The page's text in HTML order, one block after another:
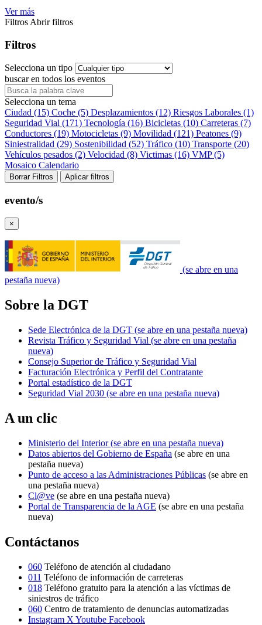
Ver más
Filtros Abrir filtros
Filtros
Selecciona un tipo
buscar en todos los eventos
Selecciona un tema
Ciudad (15) Coche (5) Desplazamientos (12) Riesgos Laborales (1)
Seguridad Vial (171) Tecnología (16) Bicicletas (10) Carreteras (7)
Conductores (19) Motocicletas (9) Movilidad (121) Peatones (9)
Siniestralidad (29) Sostenibilidad (52) Tráfico (10) Transporte (20)
Vehículos pesados (2) Velocidad (8) Victimas (16) VMP (5)
Mosaico Calendario
Borrar Filtros Aplicar filtros
evento/s
×
(se abre en una
pestaña nueva)
Sobre la DGT
Sede Electrónica de la DGT (se abre en una pestaña nueva)
Revista Tráfico y Seguridad Vial (se abre en una pestaña
nueva)
Consejo Superior de Tráfico y Seguridad Vial
Facturación Electrónica y Perfil del Contratante
Portal estadístico de la DGT
Seguridad Vial 2030 (se abre en una pestaña nueva)
A un clic
Ministerio del Interior(se abre en una pestaña nueva)
Datos abiertos del Gobierno de España (se abre en una
pestaña nueva)
Punto de acceso a las Administraciones Públicas (se abre en
una pestaña nueva)
Cl@ve (se abre en una pestaña nueva)
Portal de Transparencia de la AGE (se abre en una pestaña
nueva)
Contáctanos
060 Teléfono de atención al ciudadano
011 Teléfono de información de carreteras
018 Teléfono gratuito para la atención a las víctimas de
siniestros de tráfico
060 Centro de tratamiento de denuncias automatizadas
Instagram X Youtube Facebook